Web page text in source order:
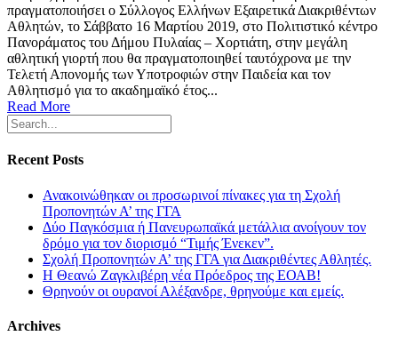
πραγματοποιήσει ο Σύλλογος Ελλήνων Εξαιρετικά Διακριθέντων
Αθλητών, το Σάββατο 16 Μαρτίου 2019, στο Πολιτιστικό κέντρο
Πανοράματος του Δήμου Πυλαίας – Χορτιάτη, στην μεγάλη
αθλητική γιορτή που θα πραγματοποιηθεί ταυτόχρονα με την
Τελετή Απονομής των Υποτροφιών στην Παιδεία και τον
Αθλητισμό για το ακαδημαϊκό έτος...
Read More
Recent Posts
Ανακοινώθηκαν οι προσωρινοί πίνακες για τη Σχολή
Προπονητών Α’ της ΓΓΑ
Δύο Παγκόσμια ή Πανευρωπαϊκά μετάλλια ανοίγουν τον
δρόμο για τον διορισμό “Τιμής Ένεκεν”.
Σχολή Προπονητών Α’ της ΓΓΑ για Διακριθέντες Αθλητές.
Η Θεανώ Ζαγκλιβέρη νέα Πρόεδρος της ΕΟΑΒ!
Θρηνούν οι ουρανοί Αλέξανδρε, θρηνούμε και εμείς.
Archives